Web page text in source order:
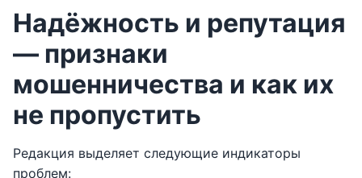
Надёжность и репутация
— признаки
мошенничества и как их
не пропустить
Редакция выделяет следующие индикаторы
проблем: